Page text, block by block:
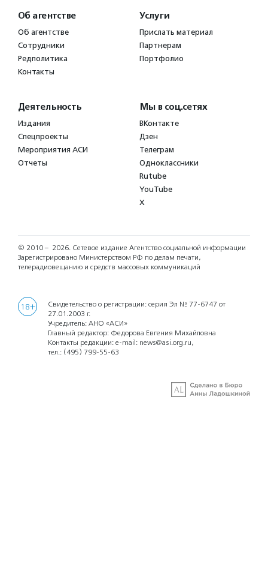
Об агентстве
Об агентстве
Сотрудники
Редполитика
Контакты
Услуги
Прислать материал
Партнерам
Портфолио
Деятельность
Издания
Спецпроекты
Мероприятия АСИ
Отчеты
Мы в соц.сетях
ВКонтакте
Дзен
Телеграм
Одноклассники
Rutube
YouTube
X
© 2010 – 2026. Сетевое издание Агентство социальной информации
Зарегистрировано Министерством РФ по делам печати,
телерадиовещанию и средств массовых коммуникаций
18+
Свидетельство о регистрации: серия Эл № 77-6747 от
27.01.2003 г.
Учредитель: АНО «АСИ»
Главный редактор: Федорова Евгения Михайловна
Контакты редакции: e-mail: news@asi.org.ru,
тел.: (495) 799-55-63